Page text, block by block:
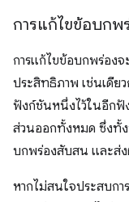
การแก้ไขข้อบกพ
การแก้ไขข้อบกพร่องจ
ประสิทธิภาพ เช่นเดีย
ฟังก์ชันหนึ่งไว้ในอีกฟั
ส่วนออกทั้งหมด ซึ่งทั้
บกพร่องสับสน และส่
หากไม่สนใจประสบก